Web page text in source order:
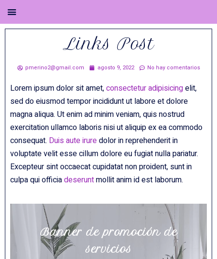
Links Post
pmerino2@gmail.com agosto 9, 2022 No hay comentarios
Lorem ipsum dolor sit amet,consectetur adipisicingelit,
sed do eiusmod tempor incididunt ut labore et dolore
magna aliqua. Ut enim ad minim veniam, quis nostrud
exercitation ullamco laboris nisi ut aliquip ex ea commodo
consequat. Duis aute iruredolor in reprehenderit in
voluptate velit esse cillum dolore eu fugiat nulla pariatur.
Excepteur sint occaecat cupidatat non proident, sunt in
culpa qui officiadeseruntmollit anim id est laborum.
Banner de promoción de
servicios